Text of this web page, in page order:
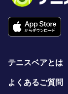
テニスベアとは
よくあるご質問